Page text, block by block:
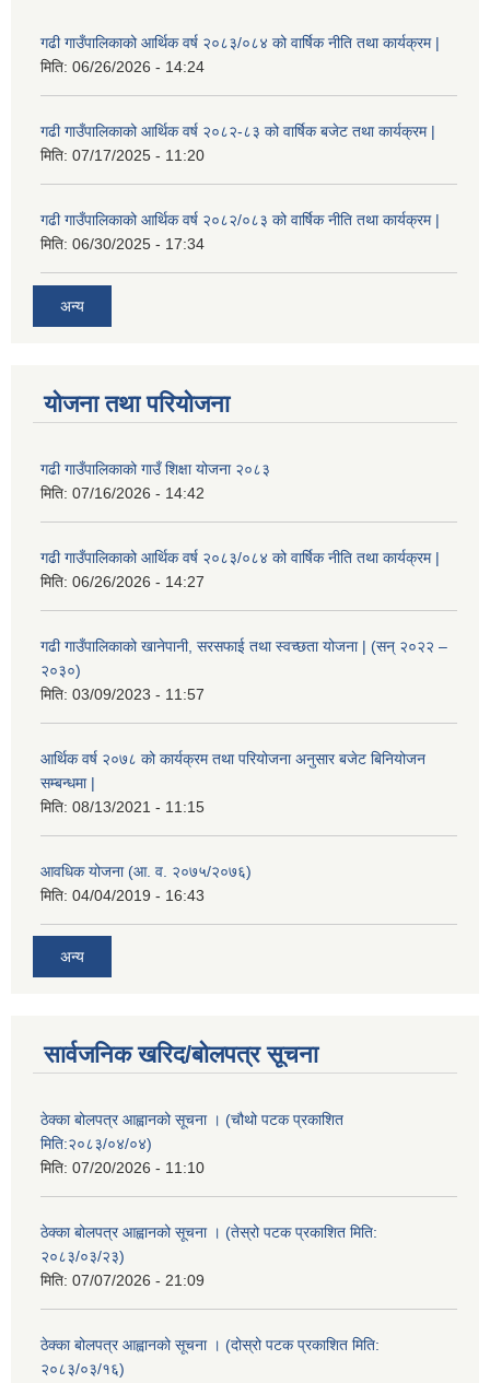
गढी गाउँपालिकाको आर्थिक वर्ष २०८३/०८४ को वार्षिक नीति तथा कार्यक्रम |
मिति: 06/26/2026 - 14:24
गढी गाउँपालिकाको आर्थिक वर्ष २०८२-८३ को वार्षिक बजेट तथा कार्यक्रम |
मिति: 07/17/2025 - 11:20
गढी गाउँपालिकाको आर्थिक वर्ष २०८२/०८३ को वार्षिक नीति तथा कार्यक्रम |
मिति: 06/30/2025 - 17:34
अन्य
योजना तथा परियोजना
गढी गाउँपालिकाको गाउँ शिक्षा योजना २०८३
मिति: 07/16/2026 - 14:42
गढी गाउँपालिकाको आर्थिक वर्ष २०८३/०८४ को वार्षिक नीति तथा कार्यक्रम |
मिति: 06/26/2026 - 14:27
गढी गाउँपालिकाको खानेपानी, सरसफाई तथा स्वच्छता योजना | (सन् २०२२ –
२०३०)
मिति: 03/09/2023 - 11:57
आर्थिक वर्ष २०७८ को कार्यक्रम तथा परियोजना अनुसार बजेट बिनियोजन
सम्बन्धमा |
मिति: 08/13/2021 - 11:15
आवधिक योजना (आ. व. २०७५/२०७६)
मिति: 04/04/2019 - 16:43
अन्य
सार्वजनिक खरिद/बोलपत्र सूचना
ठेक्का बोलपत्र आह्वानको सूचना । (चौथो पटक प्रकाशित
मिति:२०८३/०४/०४)
मिति: 07/20/2026 - 11:10
ठेक्का बोलपत्र आह्वानको सूचना । (तेस्रो पटक प्रकाशित मिति:
२०८३/०३/२३)
मिति: 07/07/2026 - 21:09
ठेक्का बोलपत्र आह्वानको सूचना । (दोस्रो पटक प्रकाशित मिति:
२०८३/०३/१६)